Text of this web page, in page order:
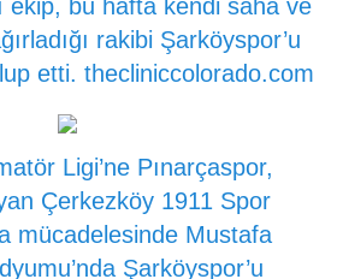
ekip, bu hafta kendi saha ve
rakibi Şarköyspor’u
etti. thecliniccolorado.com
Ligi’ne Pınarçaspor,
Çerkezköy 1911 Spor
mücadelesinde Mustafa
Şarköyspor’u